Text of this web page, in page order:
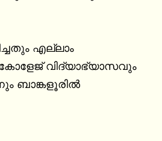
എല്ലാം
കോളേജ് വിദ്യാഭ്യാസവും
ബാങ്കളൂരിൽ